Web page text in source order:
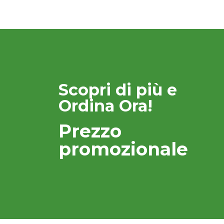
Scopri di più e
Ordina Ora!
Prezzo
promozionale